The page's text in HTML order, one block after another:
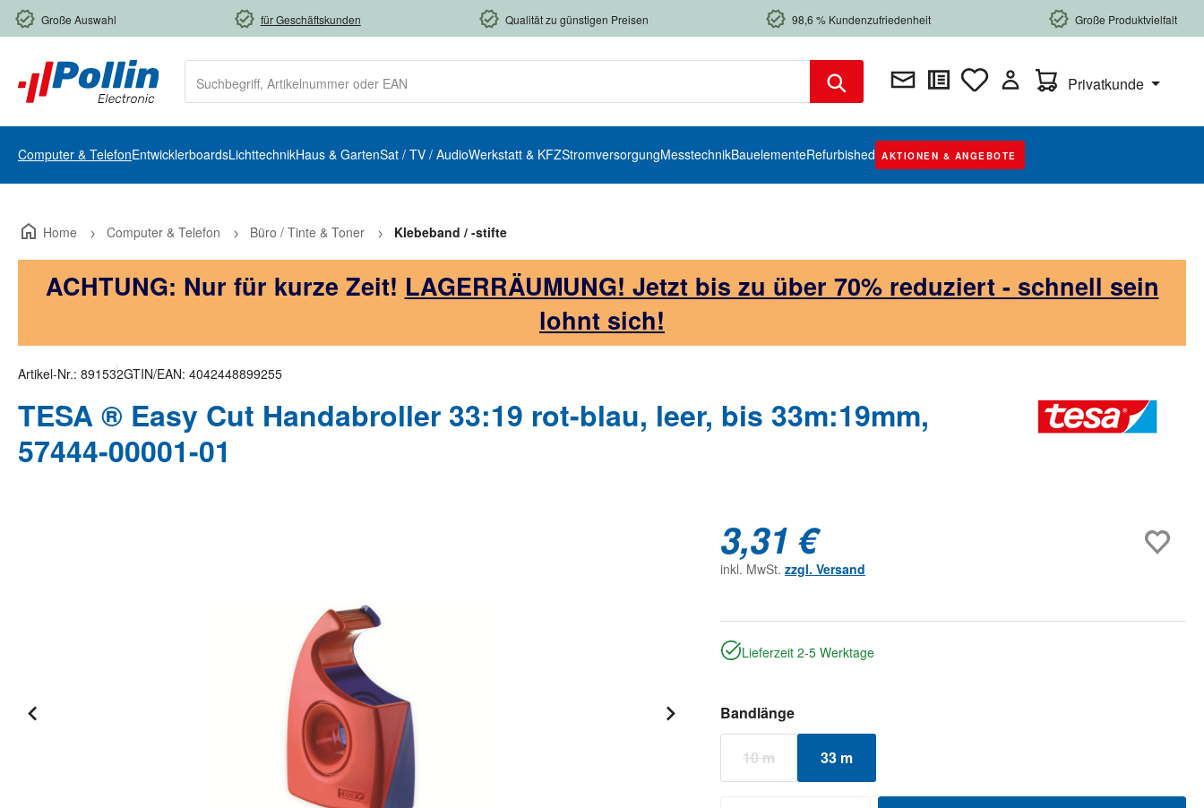
Hauptinhalt springen
Zur Suche springen
Zur Hauptnavigation springen
Große Auswahl für Geschäftskunden Qualität zu günstigen Preisen 98,6 % Kundenzufriedenheit Große Produktvielfalt
Warenkorb enthält 0
Privatkunde
Computer & TelefonEntwicklerboardsLichttechnikHaus & GartenSat / TV / AudioWerkstatt & KFZStromversorgungMesstechnikBauelementeRefurbished AKTIONEN & ANGEBOTE
Home Computer & Telefon Büro / Tinte & Toner Klebeband / -stifte
ACHTUNG: Nur für kurze Zeit! LAGERRÄUMUNG! Jetzt bis zu über 70% reduziert - schnell sein
lohnt sich!
Artikel-Nr.: 891532GTIN/EAN: 4042448899255
TESA ® Easy Cut Handabroller 33:19 rot-blau, leer, bis 33m:19mm,
57444-00001-01
3,31 €
inkl. MwSt. zzgl. Versand
Lieferzeit 2-5 Werktage
Bandlängeauswählen
10 m(Diese Option ist zurzeit nicht verfügbar.)
33 m